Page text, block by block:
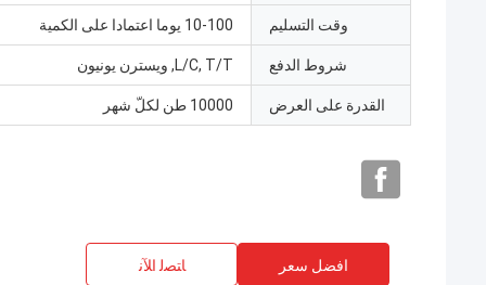
وقت التسليم 10-100 يوما اعتمادا على الكمية
شروط الدفع L/C, T/T, ويسترن يونيون
القدرة على العرض 10000 طن لكلّ شهر
افضل سعر ﺎﺘﺼﻟ ﺍﻶﻧ